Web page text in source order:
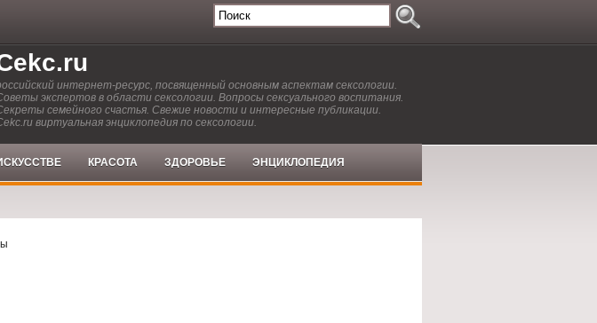
интернет-ресурс, посвященный основным аспектам сексологии.
экспертов в области сексологии. Вопросы сексуального воспитания.
семейного счастья. Свежие новости и интересные публикации.
виртуальная энциклопедия по сексологии.
КРАСОТА ЗДОРОВЬЕ ЭНЦИКЛОПЕДИЯ